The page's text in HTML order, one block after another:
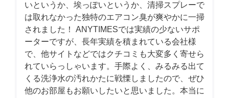
いというか、埃っぽいというか、清掃スプレーで
は取れなかった独特のエアコン臭が爽やかに一掃
されました！ ANYTIMESでは実績の少ないサポ
ーターですが、長年実績を積まれている会社様
で、他サイトなどではクチコミも大変多く寄せら
れていらっしゃいます。手際よく、みるみる出て
くる洗浄水の汚れかたに戦慄しましたので、ぜひ
他のお部屋もお願いしたいと思いました。本当に